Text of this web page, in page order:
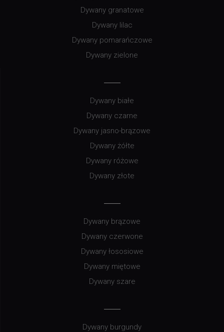
Dywany granatowe
Dywany lilac
Dywany pomarańczowe
Dywany zielone
Dywany białe
Dywany czarne
Dywany jasno-brązowe
Dywany żółte
Dywany różowe
Dywany złote
Dywany brązowe
Dywany czerwone
Dywany łososiowe
Dywany miętowe
Dywany szare
Dywany burgundy